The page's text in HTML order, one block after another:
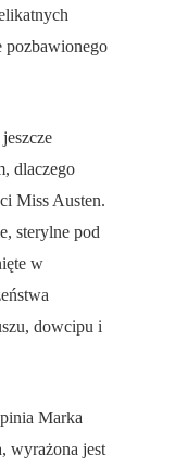
dlaczego
Miss Austen.
sterylne pod
w
dowcipu i
Marka
wyrażona jest